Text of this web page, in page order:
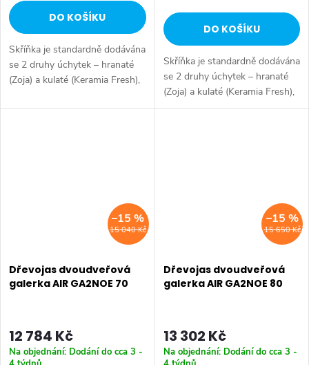
DO KOŠÍKU
Skříňka je standardně dodávána
se 2 druhy úchytek – hranaté
(Zoja) a kulaté (Keramia Fresh),
dalšími skříňkami Zoja i Keramia
DO KOŠÍKU
Skříňka je standardně dodávána
se 2 druhy úchytek – hranaté
(Zoja) a kulaté (Keramia Fresh),
aby ji bylo možno kombinovat s
15 040 Kč
–15 %
Dřevojas dvoudveřová
galerka AIR GA2NOE 70
12 784 Kč
Na objednání: Dodání do cca 3 -
15 650 Kč
–15 %
Dřevojas dvoudveřová
galerka AIR GA2NOE 80
13 302 Kč
Na objednání: Dodání do cca 3 -